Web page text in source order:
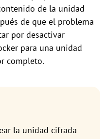
de la unidad
de que el problema
por desactivar
para una unidad
completo.
la unidad cifrada